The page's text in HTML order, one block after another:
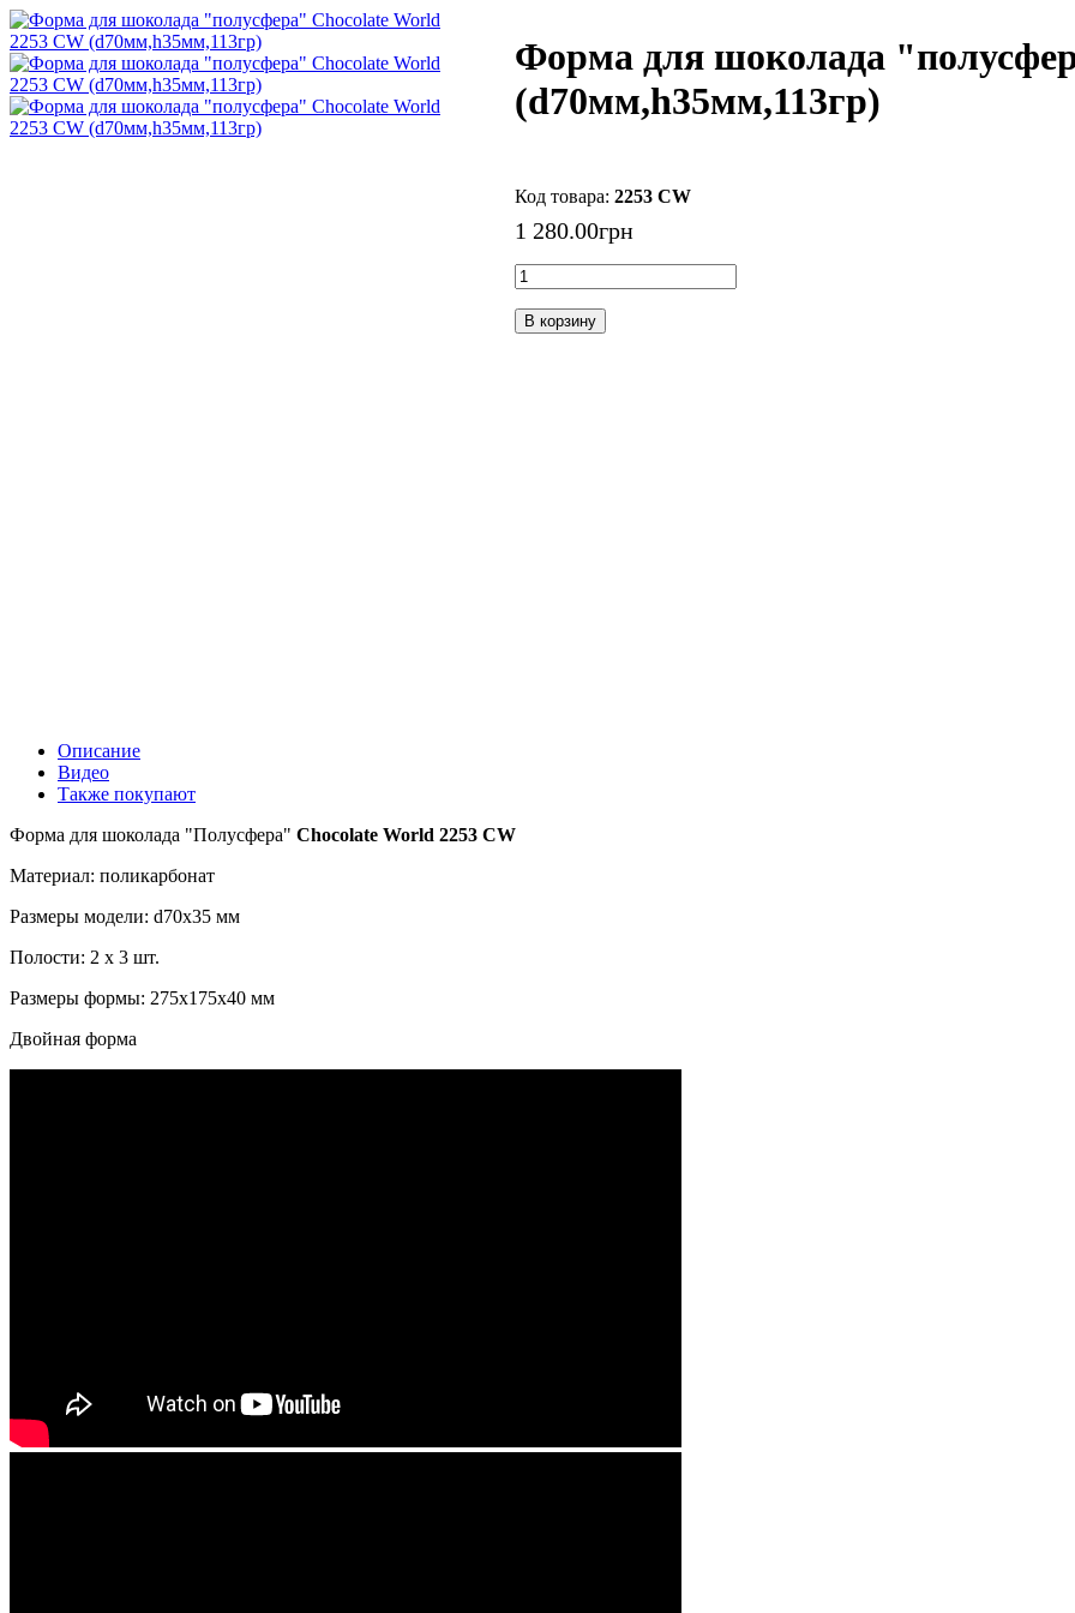
Форма для шоколада
(d70мм,h35мм,113гр)
2253 CW
1 280.00грн
В корзину
Описание
Видео
Также покупают
Форма для шоколада "Полусфера" Chocolate World 2253 CW
Материал: поликарбонат
Размеры модели: d70x35 мм
Полости: 2 x 3 шт.
Размеры формы: 275x175x40 мм
Двойная форма